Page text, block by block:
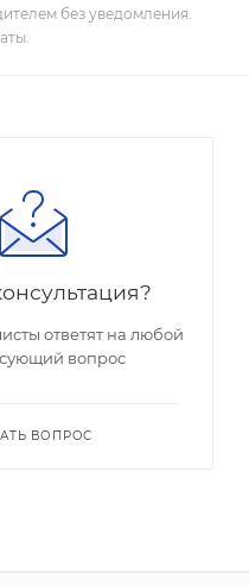
без уведомления.
ответят на любой
вопрос
ВОПРОС